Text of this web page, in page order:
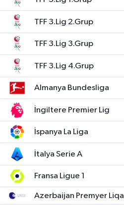
TFF 3.Lig 2.Grup
TFF 3.Lig 3.Grup
TFF 3.Lig 4.Grup
Almanya Bundesliga
İngiltere Premier Lig
İspanya La Liga
İtalya Serie A
Fransa Ligue 1
Azerbaijan Premyer Liqa